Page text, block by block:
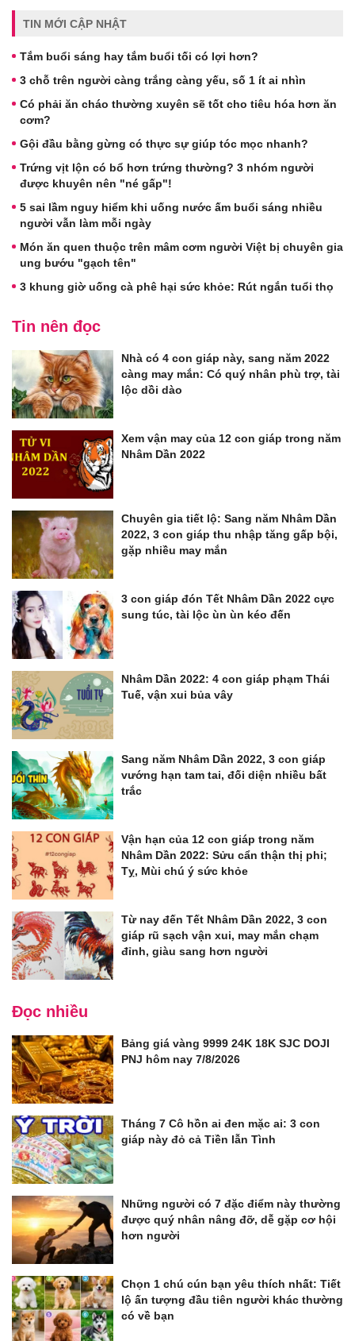
TIN MỚI CẬP NHẬT
Tắm buổi sáng hay tắm buổi tối có lợi hơn?
3 chỗ trên người càng trắng càng yếu, số 1 ít ai nhìn
Có phải ăn cháo thường xuyên sẽ tốt cho tiêu hóa hơn ăn
cơm?
Gội đầu bằng gừng có thực sự giúp tóc mọc nhanh?
Trứng vịt lộn có bổ hơn trứng thường? 3 nhóm người
được khuyên nên "né gấp"!
5 sai lầm nguy hiểm khi uống nước ấm buổi sáng nhiều
người vẫn làm mỗi ngày
Món ăn quen thuộc trên mâm cơm người Việt bị chuyên gia
ung bướu "gạch tên"
3 khung giờ uống cà phê hại sức khỏe: Rút ngắn tuổi thọ
Tin nên đọc
Nhà có 4 con giáp này, sang năm 2022
càng may mắn: Có quý nhân phù trợ, tài
lộc dồi dào
Xem vận may của 12 con giáp trong năm
Nhâm Dần 2022
Chuyên gia tiết lộ: Sang năm Nhâm Dần
2022, 3 con giáp thu nhập tăng gấp bội,
gặp nhiều may mắn
3 con giáp đón Tết Nhâm Dần 2022 cực
sung túc, tài lộc ùn ùn kéo đến
Nhâm Dần 2022: 4 con giáp phạm Thái
Tuế, vận xui bủa vây
Sang năm Nhâm Dần 2022, 3 con giáp
vướng hạn tam tai, đối diện nhiều bất
trắc
Vận hạn của 12 con giáp trong năm
Nhâm Dần 2022: Sửu cẩn thận thị phi;
Tỵ, Mùi chú ý sức khỏe
Từ nay đến Tết Nhâm Dần 2022, 3 con
giáp rũ sạch vận xui, may mắn chạm
đỉnh, giàu sang hơn người
Đọc nhiều
Bảng giá vàng 9999 24K 18K SJC DOJI
PNJ hôm nay 7/8/2026
Tháng 7 Cô hồn ai đen mặc ai: 3 con
giáp này đỏ cả Tiền lẫn Tình
Những người có 7 đặc điểm này thường
được quý nhân nâng đỡ, dễ gặp cơ hội
hơn người
Chọn 1 chú cún bạn yêu thích nhất: Tiết
lộ ấn tượng đầu tiên người khác thường
có về bạn